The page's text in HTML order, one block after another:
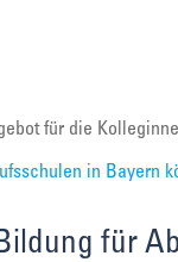
für die
in Bayern
für